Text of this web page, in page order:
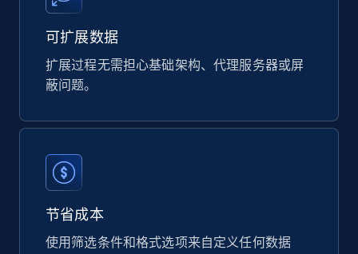
Google Shopping products search US
URL, Product id, Title, Final price, Initial price,
eCommerce
823+
可扩展数据
扩展过程无需担心基础架构、代理服务器或屏
蔽问题。
节省成本
使用筛选条件和格式选项来自定义任何数据